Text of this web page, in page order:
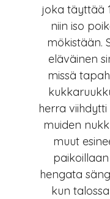
joka täyttää
niin iso
mökistään.
eläväinen
missä
herra viihdytti
muiden
muut
hengata
kun